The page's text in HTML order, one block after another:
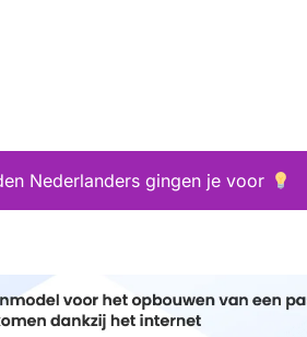
Nederlanders gingen je voor